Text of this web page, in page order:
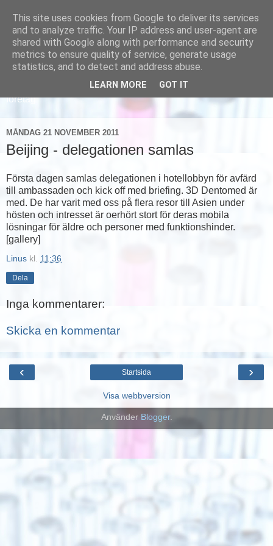
Läs om hur vi marknadsför svensk sjukvård och svenska
företag
MÅNDAG 21 NOVEMBER 2011
Beijing - delegationen samlas
Första dagen samlas delegationen i hotellobbyn för avfärd
till ambassaden och kick off med briefing. 3D Dentomed är
med. De har varit med oss på flera resor till Asien under
hösten och intresset är oerhört stort för deras mobila
lösningar för äldre och personer med funktionshinder.
[gallery]
Linus kl. 11:36
Dela
Inga kommentarer:
Skicka en kommentar
‹ ›
Startsida
Visa webbversion
Använder Blogger.
This site uses cookies from Google to deliver its services
and to analyze traffic. Your IP address and user-agent are
shared with Google along with performance and security
metrics to ensure quality of service, generate usage
statistics, and to detect and address abuse.
LEARN MORE GOT IT